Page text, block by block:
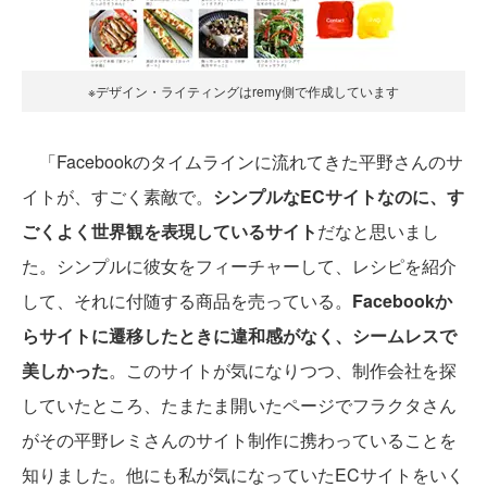
※デザイン・ライティングはremy側で作成しています
「Facebookのタイムラインに流れてきた平野さんのサ
イトが、すごく素敵で。 シンプルなECサイトなのに、す
ごくよく世界観を表現しているサイトだなと思いまし
た。シンプルに彼女をフィーチャーして、レシピを紹介
して、それに付随する商品を売っている。 Facebookか
らサイトに遷移したときに違和感がなく、シームレスで
美しかった。このサイトが気になりつつ、制作会社を探
していたところ、たまたま開いたページでフラクタさん
がその平野レミさんのサイト制作に携わっていることを
知りました。他にも私が気になっていたECサイトをいく